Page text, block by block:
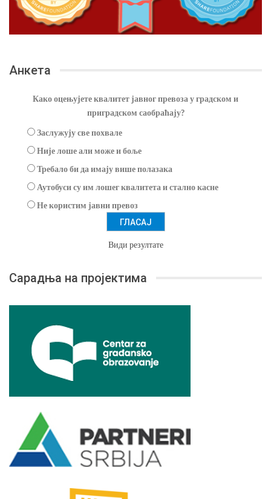
Анкета
Како оцењујете квалитет јавног превоза у градском и
приградском саобраћају?
Заслужују све похвале
Није лоше али може и боље
Требало би да имају више полазака
Аутобуси су им лошег квалитета и стално касне
Не користим јавни превоз
Види резултате
Сарадња на пројектима